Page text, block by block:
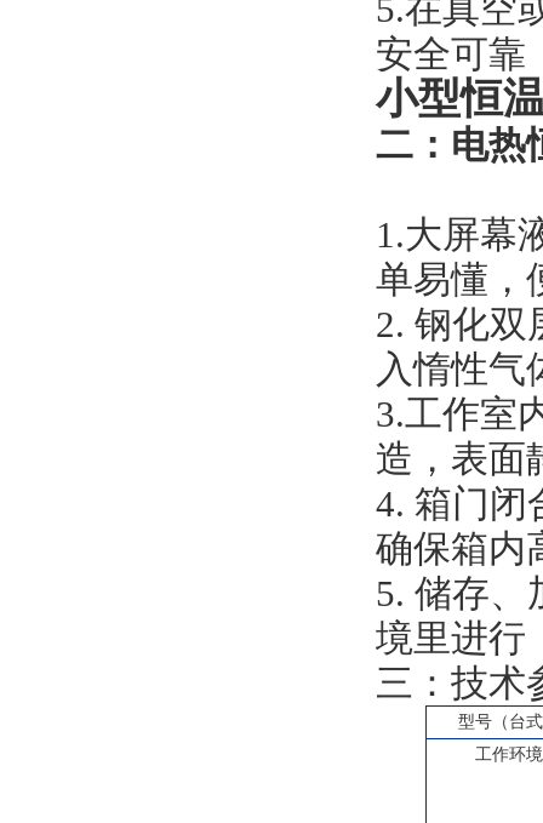
5.在真空
安全可靠
小型恒
二：电热
1.大屏幕
单易懂，
2. 钢化双
入惰性气
3.工作室
造，表面
4. 箱门闭
确保箱内
5. 储存、
境里进行
三：技术
型号（台
工作环境